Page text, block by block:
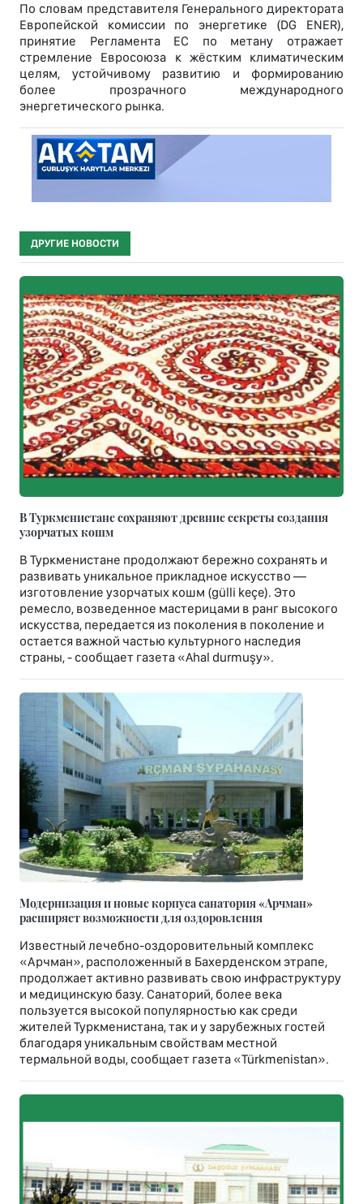
По словам представителя Генерального директората
Европейской комиссии по энергетике (DG ENER),
принятие Регламента ЕС по метану отражает
стремление Евросоюза к жёстким климатическим
целям, устойчивому развитию и формированию
более прозрачного международного
энергетического рынка.
ДРУГИЕ НОВОСТИ
В Туркменистане сохраняют древние секреты создания
узорчатых кошм
В Туркменистане продолжают бережно сохранять и
развивать уникальное прикладное искусство —
изготовление узорчатых кошм (gülli keçe). Это
ремесло, возведенное мастерицами в ранг высокого
искусства, передается из поколения в поколение и
остается важной частью культурного наследия
страны, - сообщает газета «Ahal durmuşy».
Модернизация и новые корпуса санатория «Арчман»
расширяет возможности для оздоровления
Известный лечебно-оздоровительный комплекс
«Арчман», расположенный в Бахерденском этрапе,
продолжает активно развивать свою инфраструктуру
и медицинскую базу. Санаторий, более века
пользуется высокой популярностью как среди
жителей Туркменистана, так и у зарубежных гостей
благодаря уникальным свойствам местной
термальной воды, сообщает газета «Türkmenistan».